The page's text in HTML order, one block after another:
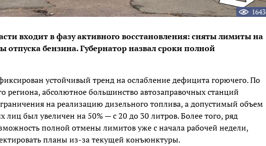
1643
входит в фазу активного восстановления: сняты лимиты на
бензина. Губернатор назвал сроки полной
устойчивый тренд на ослабление дефицита горючего. По
абсолютное большинство автозаправочных станций
на реализацию дизельного топлива, а допустимый объем
лиц был увеличен на 50% — с 20 до 30 литров. Более того, ряд
полной отмены лимитов уже с начала рабочей недели,
планы из-за текущей конъюнктуры.